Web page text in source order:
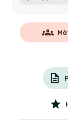
groups